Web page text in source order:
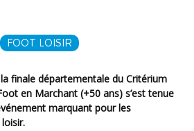
FOOT LOISIR
la finale départementale du Critérium
en Marchant (+50 ans) s’est tenue
marquant pour les